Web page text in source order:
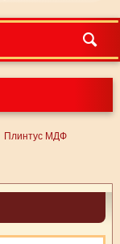
Плинтус МДФ